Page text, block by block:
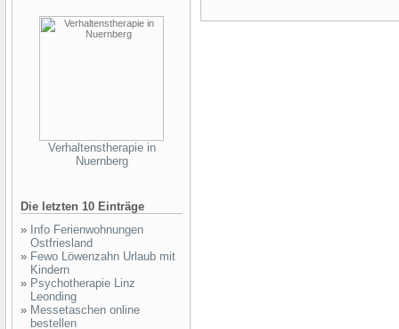
Verhaltenstherapie in
Nuernberg
Die letzten 10 Einträge
» Info Ferienwohnungen
Ostfriesland
» Fewo Löwenzahn Urlaub mit
Kindern
» Psychotherapie Linz
Leonding
» Messetaschen online
bestellen